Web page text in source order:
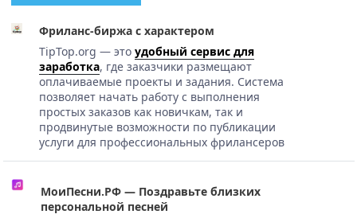
Фриланс-биржа с характером
TipTop.org — это удобный сервис для
заработка, где заказчики размещают
оплачиваемые проекты и задания. Система
позволяет начать работу с выполнения
простых заказов как новичкам, так и
продвинутые возможности по публикации
услуги для профессиональных фрилансеров
МоиПесни.РФ — Поздравьте близких
персональной песней